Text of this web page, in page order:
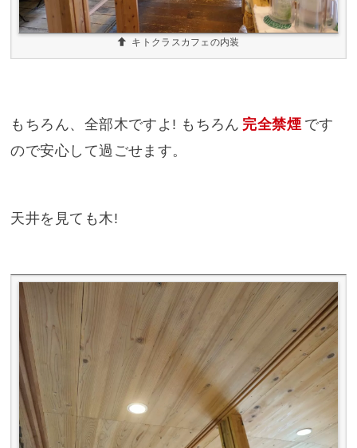
キトクラスカフェの内装
もちろん、全部木ですよ! もちろん 完全禁煙 です
ので安心して過ごせます。
天井を見ても木!